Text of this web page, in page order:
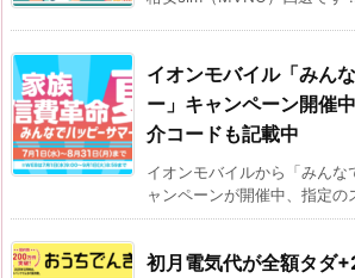
イオンモバイル「みん
ー」キャンペーン開催
介コードも記載中
イオンモバイルから「みんな
ャンペーンが開催中、指定の
初月電気代が全額タダ